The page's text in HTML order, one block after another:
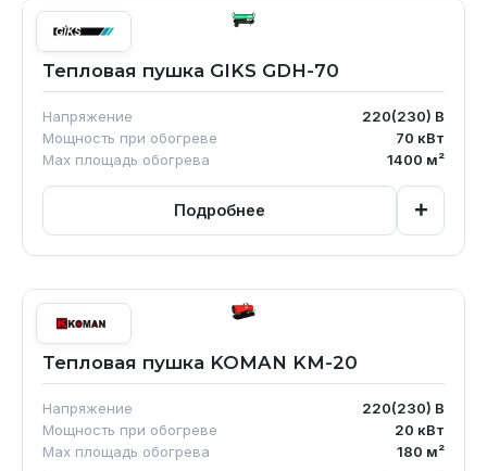
Тепловая пушка GIKS GDH-70
Напряжение 220(230) В
Мощность при обогреве
70 кВт
Max площадь обогрева
1400 м²
Подробнее +
Тепловая пушка KOMAN KM-20
Напряжение 220(230) В
Мощность при обогреве
20 кВт
Max площадь обогрева
180 м²